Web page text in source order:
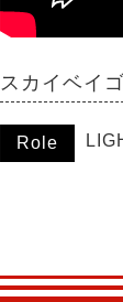
スカイベイ
Role